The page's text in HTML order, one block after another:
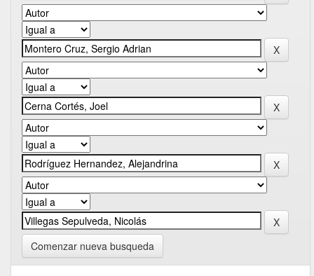
Comenzar nueva busqueda